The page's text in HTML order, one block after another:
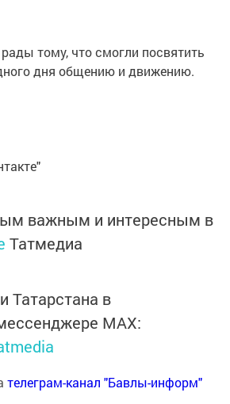
тому, что смогли посвятить
дня общению и движению.
важным и интересным в
Татмедиа
Татарстана в
MАХ:
телеграм-канал "Бавлы-информ"